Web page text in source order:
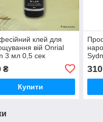
клей для
вій Onrial
3 мл 0,5 сек
₴
Купити
310